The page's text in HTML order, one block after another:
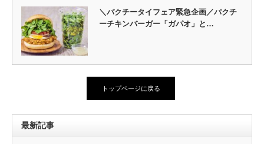
＼パクチータイフェア緊急企画／パクチ
ーチキンバーガー「ガパオ」と…
トップページに戻る
最新記事